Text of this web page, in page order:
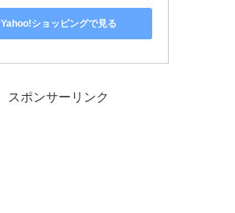
Yahoo!ショッピングで見る
スポンサーリンク